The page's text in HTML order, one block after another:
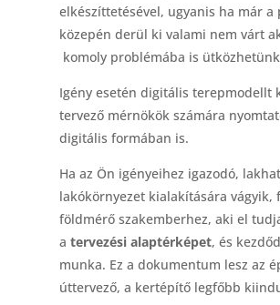
elkészíttetésével, ugyanis ha már a
közepén derül ki valami nem várt
komoly problémába is
Igény esetén digitális terepmodellt
tervező mérnökök számára
digitális formában is.
Ha az Ön igényeihez igazodó,
lakókörnyezet kialakítására vágyik,
földmérő szakemberhez, aki el
a tervezési alaptérképet, és
munka. Ez a dokumentum lesz az
úttervező, a kertépítő legfőbb